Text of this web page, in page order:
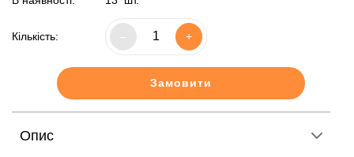
Кількість: +
Замовити
Опис